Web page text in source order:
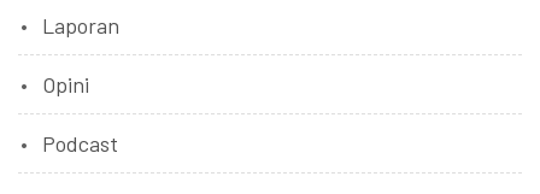
Laporan
Opini
Podcast